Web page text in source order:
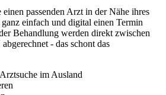
passenden Arzt in der Nähe ihres
einfach und digital einen Termin
Behandlung werden direkt zwischen
- das schont das
im Ausland